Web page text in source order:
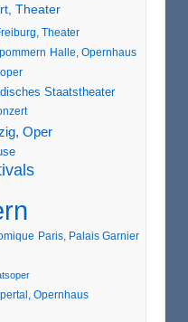
Theater
Theater
Halle, Opernhaus
Staatstheater
Oper
Paris, Palais Garnier
Opernhaus